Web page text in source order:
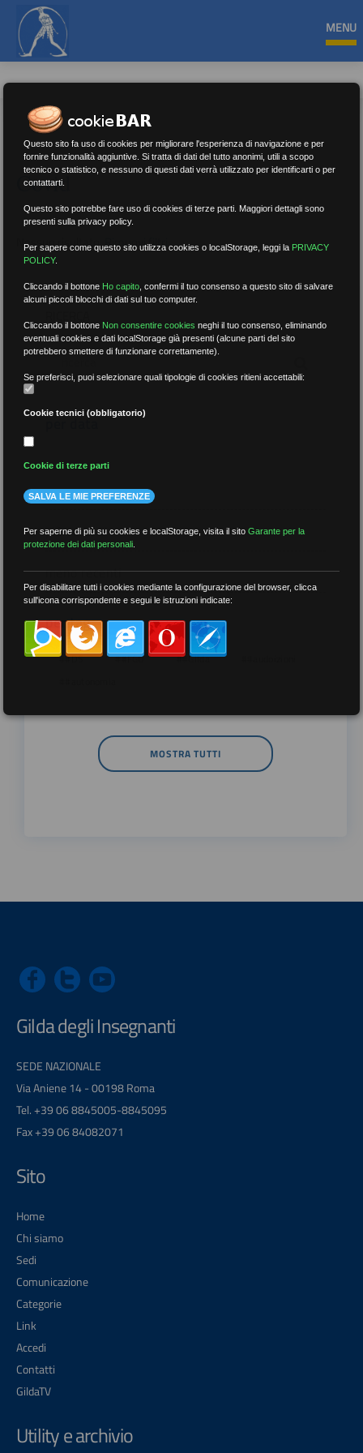
MENU
Covid
Nessun risultato.Rimuovi filtri
per data
più recenti
meno recenti
per tag
##DS ##FGU ##Gilda
MOSTRA TUTTI
Gilda degli Insegnanti
SEDE NAZIONALE
Via Aniene 14 - 00198 Roma
Tel. +39 06 8845005-8845095
Fax +39 06 84082071
Sito
Home
Chi siamo
Sedi
Comunicazione
Categorie
Link
Accedi
Contatti
GildaTV
Utility e archivio
Questo sito fa uso di cookies per migliorare l'esperienza di navigazione e per
fornire funzionalità aggiuntive. Si tratta di dati del tutto anonimi, utili a scopo
tecnico o statistico, e nessuno di questi dati verrà utilizzato per identificarti o per
contattarti.
Questo sito potrebbe fare uso di cookies di terze parti. Maggiori dettagli sono
presenti sulla privacy policy.
Per sapere come questo sito utilizza cookies o localStorage, leggi la PRIVACY
POLICY.
Cliccando il bottone Ho capito ,confermi il tuo consenso a questo sito di salvare
alcuni piccoli blocchi di dati sul tuo computer.
Cliccando il bottone Non consentire cookies neghi il tuo consenso, eliminando
eventuali cookies e dati localStorage già presenti (alcune parti del sito
potrebbero smettere di funzionare correttamente).
Se preferisci, puoi selezionare quali tipologie di cookies ritieni accettabili:
Cookie tecnici (obbligatorio)
Cookie di terze parti
SALVA LE MIE PREFERENZE
Per saperne di più su cookies e localStorage, visita il sitoGarante per la
protezione dei dati personali
Per disabilitare tutti i cookies mediante la configurazione del browser, clicca
sull'icona corrispondente e segui le istruzioni indicate: